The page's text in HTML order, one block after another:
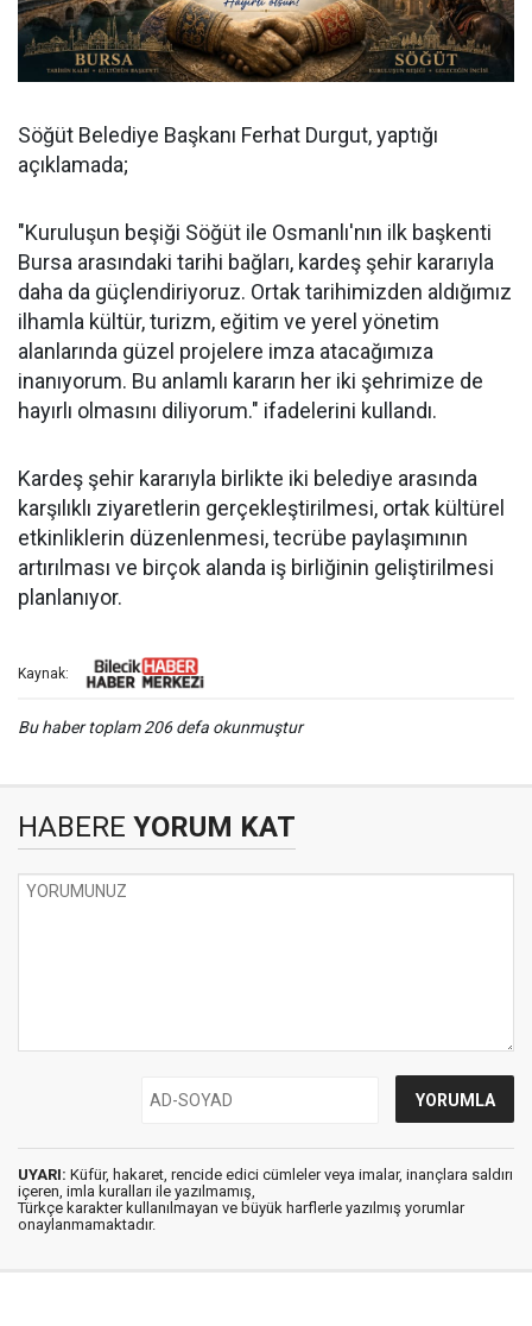
Söğüt Belediye Başkanı Ferhat Durgut, yaptığı
açıklamada;
"Kuruluşun beşiği Söğüt ile Osmanlı'nın ilk başkenti
Bursa arasındaki tarihi bağları, kardeş şehir kararıyla
daha da güçlendiriyoruz. Ortak tarihimizden aldığımız
ilhamla kültür, turizm, eğitim ve yerel yönetim
alanlarında güzel projelere imza atacağımıza
inanıyorum. Bu anlamlı kararın her iki şehrimize de
hayırlı olmasını diliyorum." ifadelerini kullandı.
Kardeş şehir kararıyla birlikte iki belediye arasında
karşılıklı ziyaretlerin gerçekleştirilmesi, ortak kültürel
etkinliklerin düzenlenmesi, tecrübe paylaşımının
artırılması ve birçok alanda iş birliğinin geliştirilmesi
planlanıyor.
Kaynak:
Bu haber toplam 206 defa okunmuştur
HABERE YORUM KAT
UYARI: Küfür, hakaret, rencide edici cümleler veya imalar, inançlara saldırı
içeren, imla kuralları ile yazılmamış,
Türkçe karakter kullanılmayan ve büyük harflerle yazılmış yorumlar
onaylanmamaktadır.